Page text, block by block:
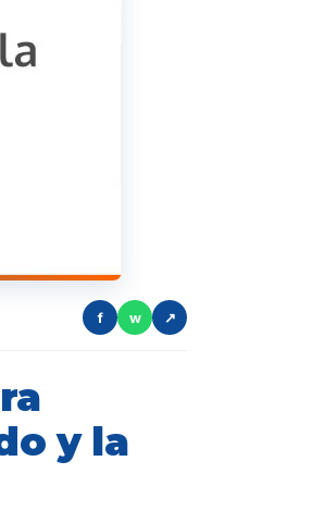
f w ↗
y la